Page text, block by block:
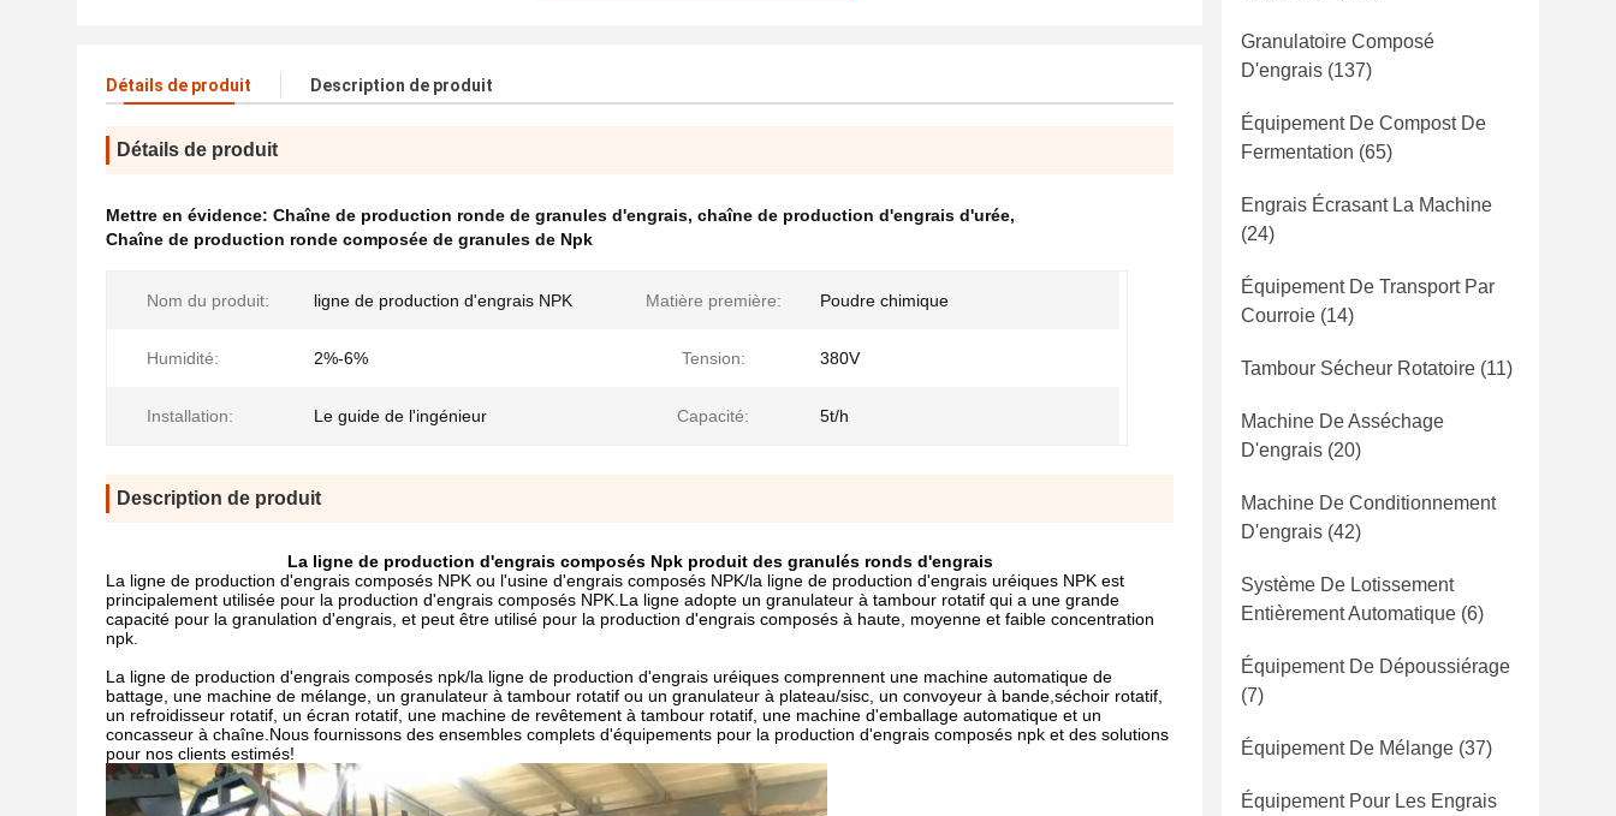
Détails de produit Description de produit
Détails de produit
Mettre en évidence: Chaîne de production ronde de granules d'engrais, chaîne de production d'engrais d'urée,
Chaîne de production ronde composée de granules de Npk
Nom du produit: ligne de production d'engrais NPK Matière première: Poudre chimique
Humidité: 2%-6% Tension: 380V
Installation: Le guide de l'ingénieur Capacité: 5t/h
Description de produit
La ligne de production d'engrais composés Npk produit des granulés ronds d'engrais
La ligne de production d'engrais composés NPK ou l'usine d'engrais composés NPK/la ligne de production d'engrais uréiques NPK est
principalement utilisée pour la production d'engrais composés NPK.La ligne adopte un granulateur à tambour rotatif qui a une grande
capacité pour la granulation d'engrais, et peut être utilisé pour la production d'engrais composés à haute, moyenne et faible concentration
npk.
La ligne de production d'engrais composés npk/la ligne de production d'engrais uréiques comprennent une machine automatique de
battage, une machine de mélange, un granulateur à tambour rotatif ou un granulateur à plateau/sisc, un convoyeur à bande,séchoir rotatif,
un refroidisseur rotatif, un écran rotatif, une machine de revêtement à tambour rotatif, une machine d'emballage automatique et un
concasseur à chaîne.Nous fournissons des ensembles complets d'équipements pour la production d'engrais composés npk et des solutions
pour nos clients estimés!
Granulatoire Composé
D'engrais (137)
Équipement De Compost De
Fermentation (65)
Engrais Écrasant La Machine
(24)
Équipement De Transport Par
Courroie (14)
Tambour Sécheur Rotatoire (11)
Machine De Asséchage
D'engrais (20)
Machine De Conditionnement
D'engrais (42)
Système De Lotissement
Entièrement Automatique (6)
Équipement De Dépoussiérage
(7)
Équipement De Mélange (37)
Équipement Pour Les Engrais